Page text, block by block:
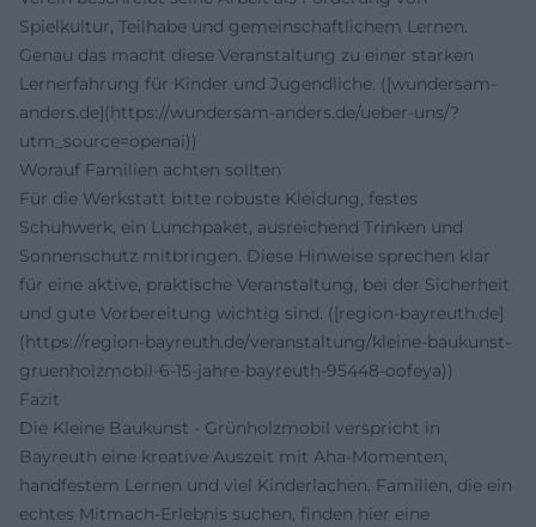
Spielkultur, Teilhabe und gemeinschaftlichem Lernen.
Genau das macht diese Veranstaltung zu einer starken
Lernerfahrung für Kinder und Jugendliche. ([wundersam-
anders.de](https://wundersam-anders.de/ueber-uns/?
utm_source=openai))
Worauf Familien achten sollten
Für die Werkstatt bitte robuste Kleidung, festes
Schuhwerk, ein Lunchpaket, ausreichend Trinken und
Sonnenschutz mitbringen. Diese Hinweise sprechen klar
für eine aktive, praktische Veranstaltung, bei der Sicherheit
und gute Vorbereitung wichtig sind. ([region-bayreuth.de]
(https://region-bayreuth.de/veranstaltung/kleine-baukunst-
gruenholzmobil-6-15-jahre-bayreuth-95448-oofeya))
Fazit
Die Kleine Baukunst - Grünholzmobil verspricht in
Bayreuth eine kreative Auszeit mit Aha-Momenten,
handfestem Lernen und viel Kinderlachen. Familien, die ein
echtes Mitmach-Erlebnis suchen, finden hier eine